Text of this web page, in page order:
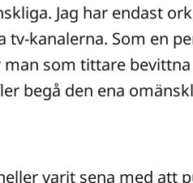
Jag har endast
tv-kanalerna. Som en
som tittare
begå den ena
varit sena med att